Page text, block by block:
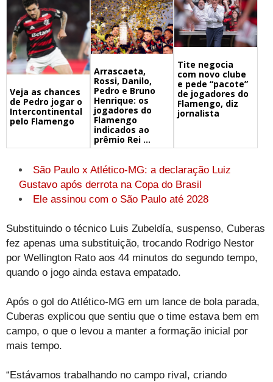
Veja as chances
de Pedro jogar o
Intercontinental
pelo Flamengo
Arrascaeta,
Rossi, Danilo,
Pedro e Bruno
Henrique: os
jogadores do
Flamengo
indicados ao
prêmio Rei ...
Tite negocia
com novo clube
e pede “pacote”
de jogadores do
Flamengo, diz
jornalista
São Paulo x Atlético-MG: a declaração Luiz
Gustavo após derrota na Copa do Brasil
Ele assinou com o São Paulo até 2028
Substituindo o técnico Luis Zubeldía, suspenso, Cuberas
fez apenas uma substituição, trocando Rodrigo Nestor
por Wellington Rato aos 44 minutos do segundo tempo,
quando o jogo ainda estava empatado.
Após o gol do Atlético-MG em um lance de bola parada,
Cuberas explicou que sentiu que o time estava bem em
campo, o que o levou a manter a formação inicial por
mais tempo.
“Estávamos trabalhando no campo rival, criando